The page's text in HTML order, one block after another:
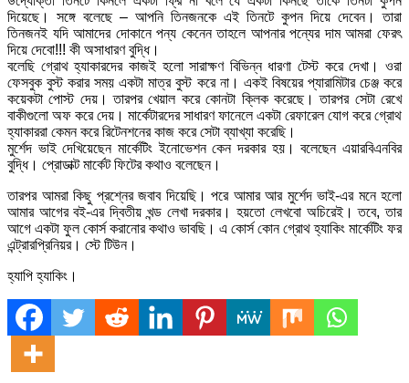
দিয়েছে। সঙ্গে বলেছে – আপনি তিনজনকে এই তিনটে কুপন দিয়ে দেবেন। তারা
তিনজনই যদি আমাদের দোকানে পন্য কেনেন তাহলে আপনার পন্যের দাম আমরা ফেরৎ
দিয়ে দেবো!!! কী অসাধারণ বুদ্ধি।
বলেছি গ্রোথ হ্যাকারদের কাজই হলো সারাক্ষণ বিভিন্ন ধারণা টেস্ট করে দেখা। ওরা
ফেসবুক বুস্ট করার সময় একটা মাত্র বুস্ট করে না। একই বিষয়ের প্যারামিটার চেঞ্জ করে
কয়েকটা পোস্ট দেয়। তারপর খেয়াল করে কোনটা ক্লিক করেছে। তারপর সেটা রেখে
বাকীগুলো অফ করে দেয়। মার্কেটারদের সাধারণ ফানেলে একটা রেফারেল যোগ করে গ্রোথ
হ্যাকাররা কেমন করে রিটেনশনের কাজ করে সেটা ব্যাখ্যা করেছি।
মুর্শেদ ভাই দেখিয়েছেন মার্কেটিং ইনোভেশন কেন দরকার হয়। বলেছেন এয়ারবিএনবির
বুদ্ধি। প্রোডাক্ট মার্কেট ফিটের কথাও বলেছেন।
তারপর আমরা কিছু প্রশ্নের জবাব দিয়েছি। পরে আমার আর মুর্শেদ ভাই-এর মনে হলো
আমার আগের বই-এর দ্বিতীয় খন্ড লেখা দরকার। হয়তো লেখবো অচিরেই। তবে, তার
আগে একটা ফুল কোর্স করানোর কথাও ভাবছি। এ কোর্স কোন গ্রোথ হ্যাকিং মার্কেটিং ফর
এন্ট্রারপ্রিনিয়র। স্টে টিউন।
হ্যাপি হ্যাকিং।